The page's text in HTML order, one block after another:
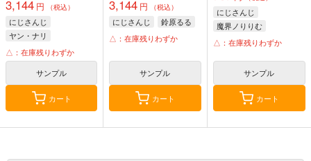
3,144 円 （税込）
にじさんじ
ヤン・ナリ
△：在庫残りわずか
サンプル
カート
3,144 円 （税込）
にじさんじ
鈴原るる
△：在庫残りわずか
サンプル
カート
にじさんじ
魔界ノりりむ
ヤン・ナリ
△：在庫残りわずか
サンプル
カート